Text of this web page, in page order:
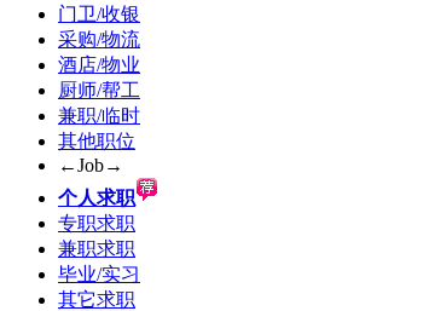
门卫/收银
采购/物流
酒店/物业
厨师/帮工
兼职/临时
其他职位
←Job→
个人求职
专职求职
兼职求职
毕业/实习
其它求职